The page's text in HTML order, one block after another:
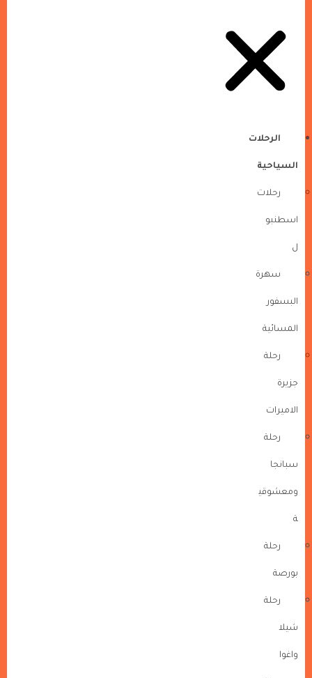
الرحلات
السياحية
رحلات
اسطنبو
ل
سهرة
البسفور
المسائية
رحلة
جزيرة
الاميرات
رحلة
سبانجا
ومعشوقي
ة
رحلة
بورصة
رحلة
شيلا
واغوا